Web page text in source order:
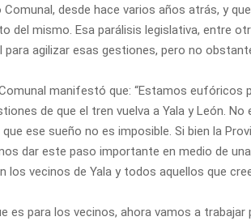
desde hace varios años atrás, y
del mismo. Esa parálisis legislativa, entre
agilizar esas gestiones, pero no
manifestó que: “Estamos eufóricos
de que el tren vuelva a Yala y León. No
ese sueño no es imposible. Si bien la
dar este paso importante en medio de
vecinos de Yala y todos aquellos que
es para los vecinos, ahora vamos a trabajar